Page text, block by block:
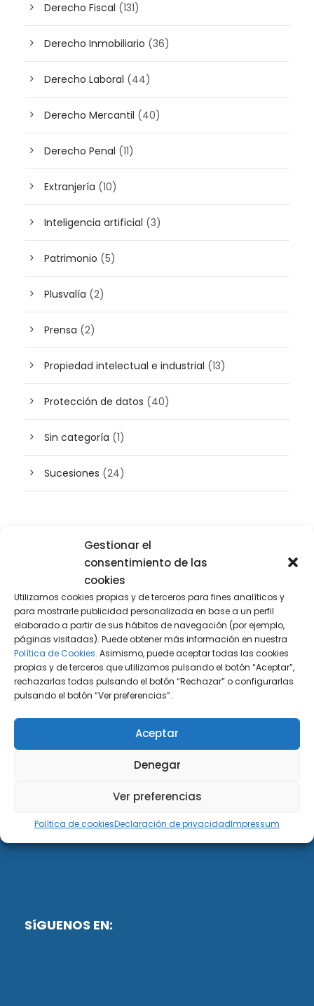
Gestionar el
consentimiento de las
cookies
Utilizamos cookies propias y de terceros para fines analíticos y
para mostrarle publicidad personalizada en base a un perfil
elaborado a partir de sus hábitos de navegación (por ejemplo,
páginas visitadas). Puede obtener más información en nuestra
Política de Cookies. Asimismo, puede aceptar todas las cookies
propias y de terceros que utilizamos pulsando el botón “Aceptar”,
rechazarlas todas pulsando el botón “Rechazar” o configurarlas
pulsando el botón “Ver preferencias”.
Aceptar
Denegar
Ver preferencias
Política de cookiesDeclaración de privacidadImpressum
Derecho Fiscal (131)
Derecho Inmobiliario (36)
Derecho Laboral (44)
Derecho Mercantil (40)
Derecho Penal (11)
Extranjería (10)
Inteligencia artificial (3)
Patrimonio (5)
Plusvalía (2)
Prensa (2)
Propiedad intelectual e industrial (13)
Protección de datos (40)
Sin categoría (1)
Sucesiones (24)
Buscador de artículos
DiG ABOGADOS
DiG Abogados es un despacho de abogados
multidisciplinar especializado en las materias de
fiscalidad y mercantil. Llevamos más de 50 años al
SíGUENOS EN: